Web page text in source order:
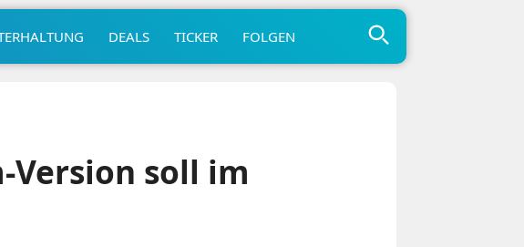
DEALS TICKER FOLGEN
Version soll im